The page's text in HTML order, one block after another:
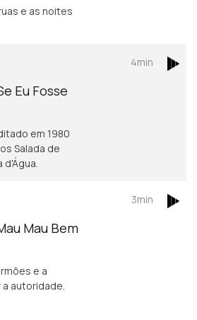
e as noites
Eu Fosse
em 1980
Salada de
4min
Mau Bem
e a
autoridade.
3min